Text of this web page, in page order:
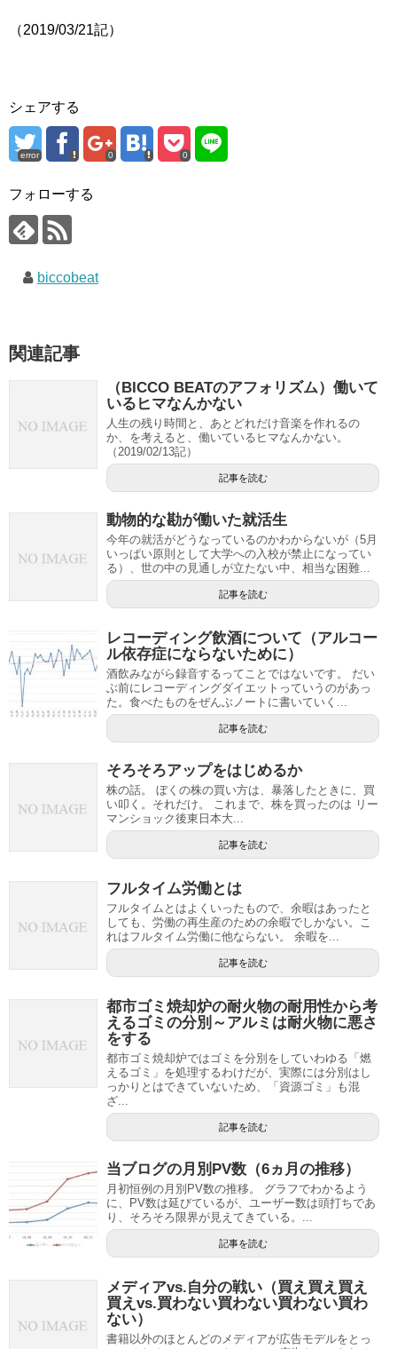
（2019/03/21記）
シェアする
error 0 0
フォローする
biccobeat
関連記事
（BICCO BEATのアフォリズム）働いて
いるヒマなんかない
人生の残り時間と、あとどれだけ音楽を作れるの
か、を考えると、働いているヒマなんかない。
（2019/02/13記）
記事を読む
動物的な勘が働いた就活生
今年の就活がどうなっているのかわからないが（5月
いっぱい原則として大学への入校が禁止になってい
る）、世の中の見通しが立たない中、相当な困難...
記事を読む
レコーディング飲酒について（アルコー
ル依存症にならないために）
酒飲みながら録音するってことではないです。 だい
ぶ前にレコーディングダイエットっていうのがあっ
た。食べたものをぜんぶノートに書いていく...
記事を読む
そろそろアップをはじめるか
株の話。 ぼくの株の買い方は、暴落したときに、買
い叩く。それだけ。 これまで、株を買ったのは リー
マンショック後東日本大...
記事を読む
フルタイム労働とは
フルタイムとはよくいったもので、余暇はあったと
しても、労働の再生産のための余暇でしかない。こ
れはフルタイム労働に他ならない。 余暇を...
記事を読む
都市ゴミ焼却炉の耐火物の耐用性から考
えるゴミの分別～アルミは耐火物に悪さ
をする
都市ゴミ焼却炉ではゴミを分別をしていわゆる「燃
えるゴミ」を処理するわけだが、実際には分別はし
っかりとはできていないため、「資源ゴミ」も混
ざ...
記事を読む
当ブログの月別PV数（6ヵ月の推移）
月初恒例の月別PV数の推移。 グラフでわかるよう
に、PV数は延びているが、ユーザー数は頭打ちであ
り、そろそろ限界が見えてきている。...
記事を読む
メディアvs.自分の戦い（買え買え買え
買えvs.買わない買わない買わない買わ
ない）
書籍以外のほとんどのメディアが広告モデルをとっ